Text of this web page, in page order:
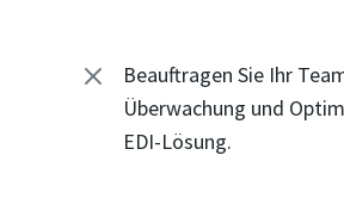
M
Beauftragen Sie Ihr
Überwachung und
EDI-Lösung.